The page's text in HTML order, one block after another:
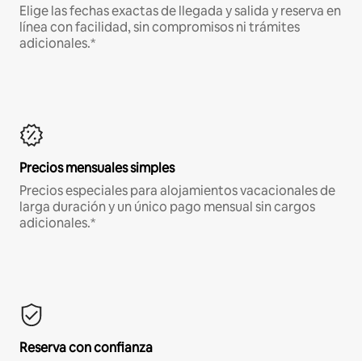
Elige las fechas exactas de llegada y salida y reserva en
línea con facilidad, sin compromisos ni trámites
adicionales.*
Precios mensuales simples
Precios especiales para alojamientos vacacionales de
larga duración y un único pago mensual sin cargos
adicionales.*
Reserva con confianza